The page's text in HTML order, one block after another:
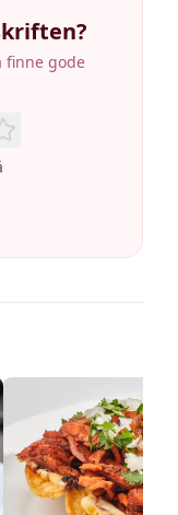
finne gode